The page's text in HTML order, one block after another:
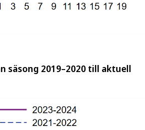
säsong 2019–2020 till aktuell